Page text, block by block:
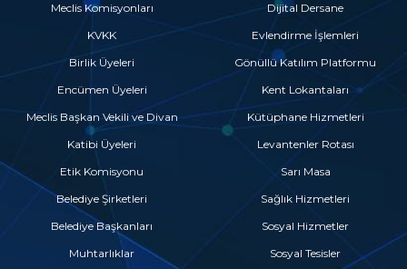
Meclis Komisyonları
KVKK
Birlik Üyeleri
Encümen Üyeleri
Meclis Başkan Vekili ve Divan
Katibi Üyeleri
Etik Komisyonu
Belediye Şirketleri
Belediye Başkanları
Muhtarlıklar
Dijital Dersane
Evlendirme İşlemleri
Gönüllü Katılım Platformu
Kent Lokantaları
Kütüphane Hizmetleri
Levantenler Rotası
Sarı Masa
Sağlık Hizmetleri
Sosyal Hizmetler
Sosyal Tesisler